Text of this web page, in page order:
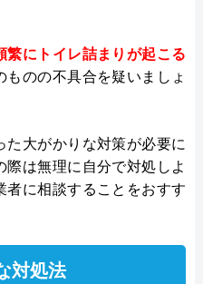
繁にトイレ詰まりが起こる
のの不具合を疑いましょ
大がかりな対策が必要に
は無理に自分で対処しよ
者に相談することをおすす
対処法